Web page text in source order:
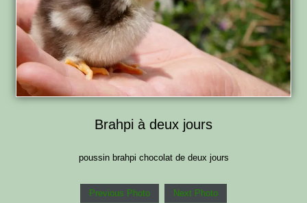
Brahpi à deux jours
poussin brahpi chocolat de deux jours
Previous Photo Next Photo